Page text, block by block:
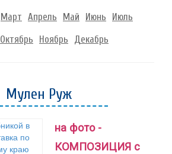
Март Апрель Май Июнь Июль
Октябрь Ноябрь Декабрь
Мулен Руж
на фото -
КОМПОЗИЦИЯ с